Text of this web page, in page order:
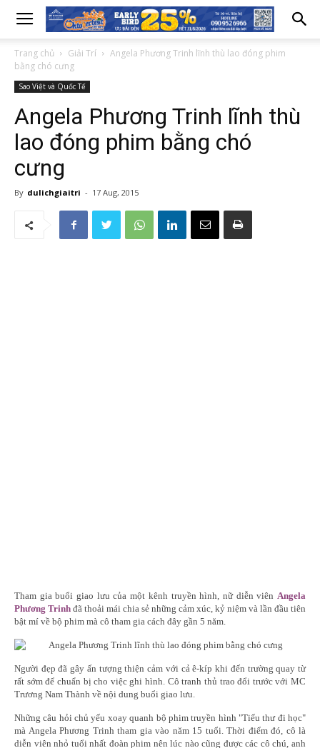
Trang chủ Giải Trí
Angela Phương Trinh lĩnh thù lao đóng phim
bằng chó cưng
Sao Việt và Quốc Tế
Angela Phương Trinh lĩnh thù
lao đóng phim bằng chó
cưng
By dulichgiaitri - 17 Aug, 2015
Tham gia buổi giao lưu của một kênh truyền hình, nữ diễn viên Angela
Phương Trinh đã thoải mái chia sẻ những cảm xúc, kỷ niệm và lần đầu tiên
bật mí về bộ phim mà cô tham gia cách đây gần 5 năm.
Người đẹp đã gây ấn tượng thiện cảm với cả ê-kíp khi đến trường quay từ
rất sớm để chuẩn bị cho việc ghi hình. Cô tranh thủ trao đổi trước với MC
Trương Nam Thành về nội dung buổi giao lưu.
Những câu hỏi chủ yếu xoay quanh bộ phim truyền hình "Tiểu thư đi học"
mà Angela Phương Trinh tham gia vào năm 15 tuổi. Thời điểm đó, cô là
diễn viên nhỏ tuổi nhất đoàn phim nên lúc nào cũng được các cô chú, anh